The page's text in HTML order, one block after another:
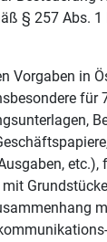
§ 257 Abs. 1
Vorgaben in
für
etc.),